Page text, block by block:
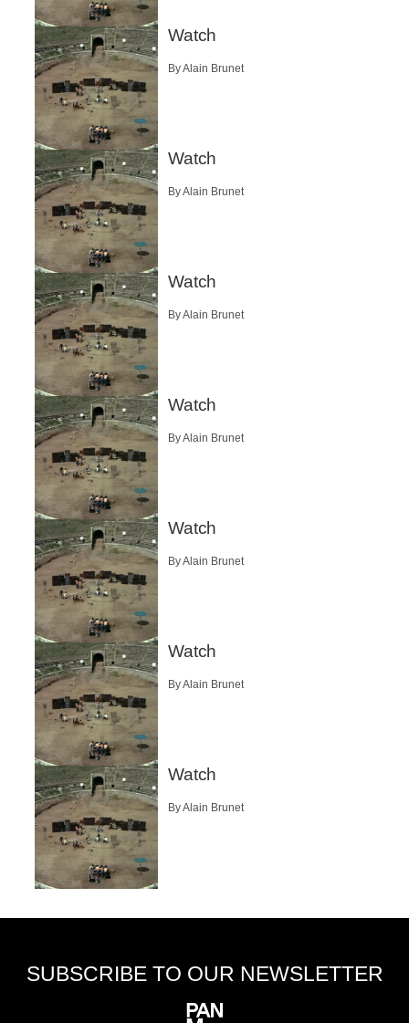
Watch
By Alain Brunet
Watch
By Alain Brunet
Watch
By Alain Brunet
Watch
By Alain Brunet
Watch
By Alain Brunet
Watch
By Alain Brunet
Watch
By Alain Brunet
SUBSCRIBE TO OUR NEWSLETTER